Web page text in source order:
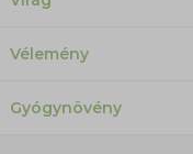
Vélemény
Gyógynövény